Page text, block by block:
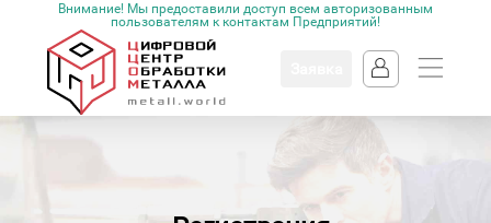
Внимание! Мы предоставили доступ всем авторизованным
пользователям к контактам Предприятий!